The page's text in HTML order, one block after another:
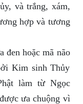
và trắng, xám,
hợp và tương
đen hoặc mã não
Kim sinh Thủy
làm từ Ngọc
ưa chuộng vì